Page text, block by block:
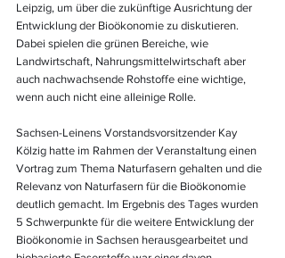
Leipzig, um über die zukünftige Ausrichtung der
Entwicklung der Bioökonomie zu diskutieren.
Dabei spielen die grünen Bereiche, wie
Landwirtschaft, Nahrungsmittelwirtschaft aber
auch nachwachsende Rohstoffe eine wichtige,
wenn auch nicht eine alleinige Rolle.
Sachsen-Leinens Vorstandsvorsitzender Kay
Kölzig hatte im Rahmen der Veranstaltung einen
Vortrag zum Thema Naturfasern gehalten und die
Relevanz von Naturfasern für die Bioökonomie
deutlich gemacht. Im Ergebnis des Tages wurden
5 Schwerpunkte für die weitere Entwicklung der
Bioökonomie in Sachsen herausgearbeitet und